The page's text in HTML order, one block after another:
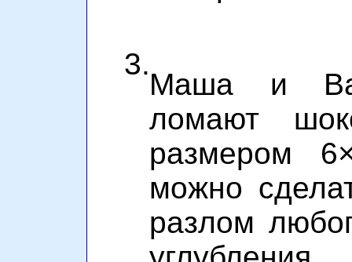
3.
Маша и
ломают
размером
можно
разлом